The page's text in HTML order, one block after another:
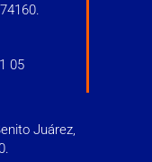
05
Juárez,